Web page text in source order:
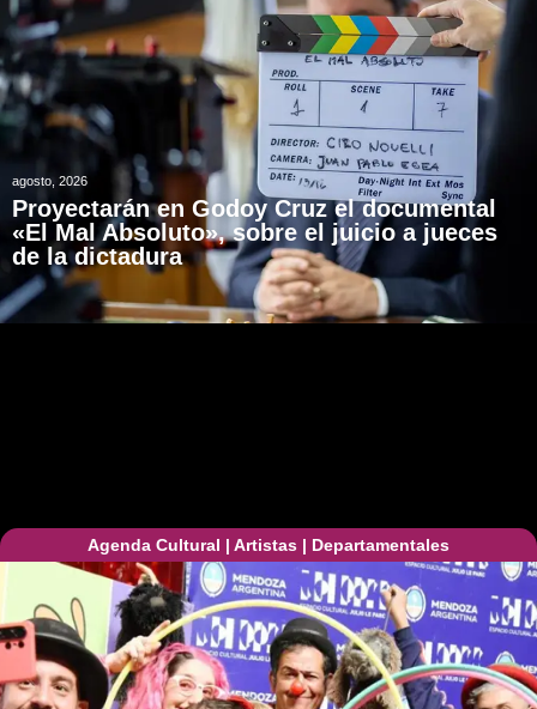
agosto, 2026
Proyectarán en Godoy Cruz el documental
«El Mal Absoluto», sobre el juicio a jueces
de la dictadura
Agenda Cultural | Artistas | Departamentales